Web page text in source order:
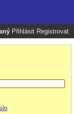
Přihlásit Registrovat